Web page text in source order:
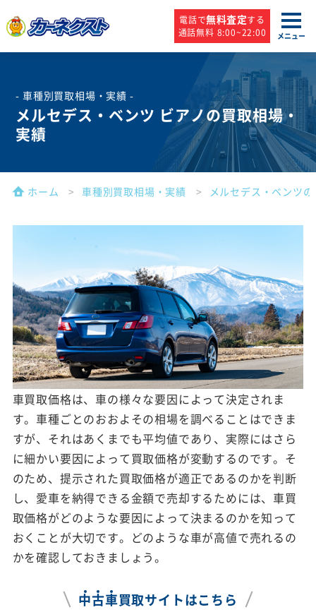
電話で無料査定する
通話無料 8:00~22:00
メニュー
- 車種別買取相場・実績 -
メルセデス・ベンツ ビアノの買取相場・
実績
ホーム 車種別買取相場・実績 メルセデス・ベンツ
車買取価格は、車の様々な要因によって決定されま
す。車種ごとのおおよその相場を調べることはできま
すが、それはあくまでも平均値であり、実際にはさら
に細かい要因によって買取価格が変動するのです。そ
のため、提示された買取価格が適正であるのかを判断
し、愛車を納得できる金額で売却するためには、車買
取価格がどのような要因によって決まるのかを知って
おくことが大切です。どのような車が高値で売れるの
かを確認しておきましょう。
中古車買取サイトはこちら